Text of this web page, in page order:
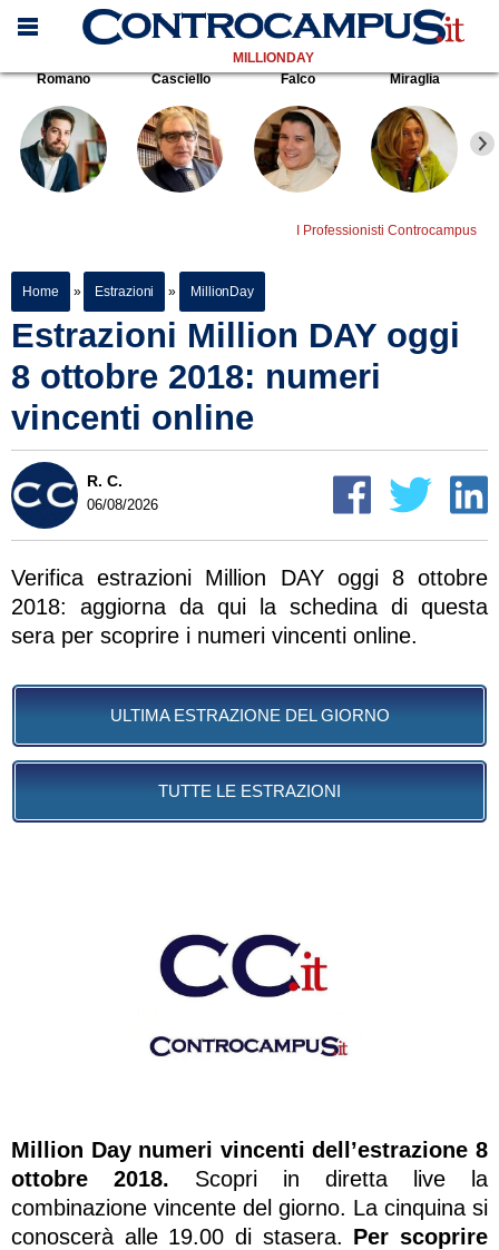
MILLIONDAY
Romano
Casciello Falco Miraglia
I Professionisti Controcampus
Home » Estrazioni » MillionDay
Estrazioni Million DAY oggi
8 ottobre 2018: numeri
vincenti online
R. C.
06/08/2026
Verifica estrazioni Million DAY oggi 8 ottobre
2018: aggiorna da qui la schedina di questa
sera per scoprire i numeri vincenti online.
ULTIMA ESTRAZIONE DEL GIORNO
TUTTE LE ESTRAZIONI
Million Day numeri vincenti dell’estrazione 8
ottobre 2018. Scopri in diretta live la
combinazione vincente del giorno. La cinquina si
conoscerà alle 19.00 di stasera. Per scoprire